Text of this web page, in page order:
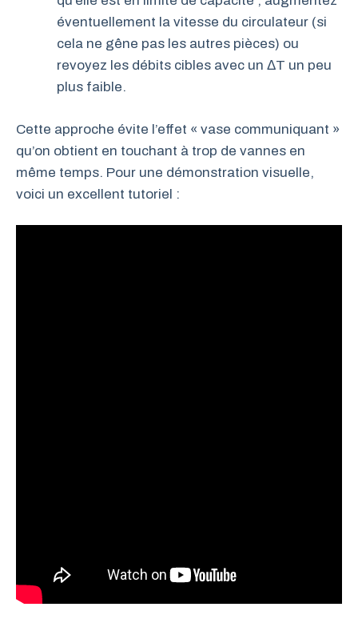
éventuellement la vitesse du circulateur (si
cela ne gêne pas les autres pièces) ou
revoyez les débits cibles avec un ΔT un peu
plus faible.
Cette approche évite l’effet « vase communiquant »
qu’on obtient en touchant à trop de vannes en
même temps. Pour une démonstration visuelle,
voici un excellent tutoriel :